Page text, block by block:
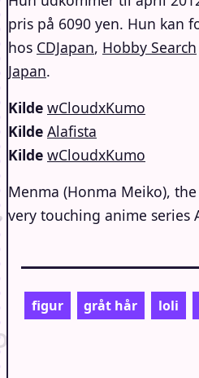
pris på 6090 yen. Hun kan
hos CDJapan, Hobby Search
Japan.
Kilde wCloudxKumo
Kilde Alafista
Kilde wCloudxKumo
Menma (Honma Meiko),
very touching anime series
figur gråt hår loli